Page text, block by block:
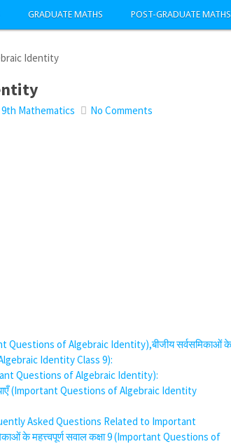
GRADUATE MATHS POST-GRADUATE MATHS
Identity
9th Mathematics No Comments
Questions of Algebraic Identity),बीजीय सर्वसमिकाओं
Identity Class 9):
Questions of Algebraic Identity):
(Important Questions of Algebraic Identity
Asked Questions Related to Important
के महत्त्वपूर्ण सवाल कक्षा 9 (Important Questions of